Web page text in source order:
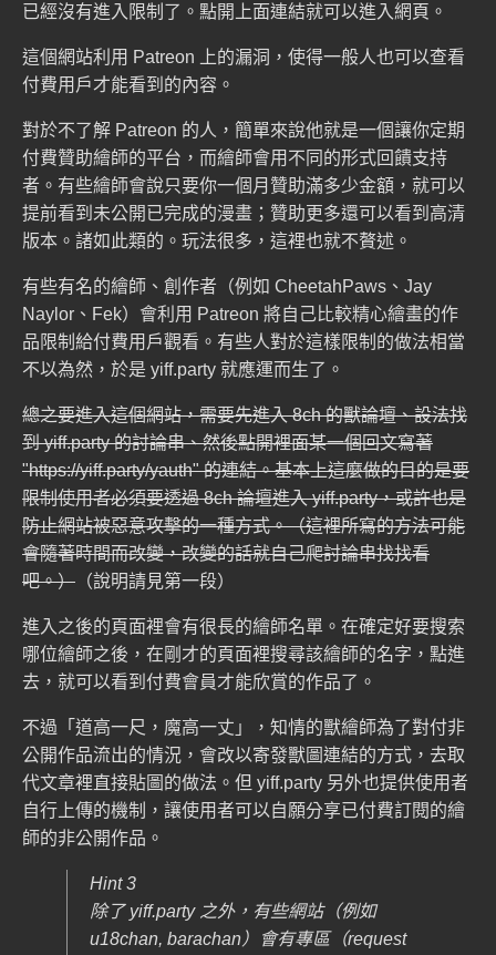
已經沒有進入限制了。點開上面連結就可以進入網頁。
這個網站利用 Patreon 上的漏洞，使得一般人也可以查看
付費用戶才能看到的內容。
對於不了解 Patreon 的人，簡單來說他就是一個讓你定期
付費贊助繪師的平台，而繪師會用不同的形式回饋支持
者。有些繪師會說只要你一個月贊助滿多少金額，就可以
提前看到未公開已完成的漫畫；贊助更多還可以看到高清
版本。諸如此類的。玩法很多，這裡也就不贅述。
有些有名的繪師、創作者（例如 CheetahPaws 、 Jay
Naylor 、 Fek）會利用 Patreon 將自己比較精心繪畫的作
品限制給付費用戶觀看。有些人對於這樣限制的做法相當
不以為然，於是 yiff.party 就應運而生了。
總之要進入這個網站，需要先進入8ch 的獸論壇、設法找
到 yiff.party 的討論串、然後點開裡面某一個回文寫著
"https://yiff.party/yauth" 的連結。基本上這麼做的目的是要
限制使用者必須要透過 8ch 論壇進入 yiff.party，或許也是
防止網站被惡意攻擊的一種方式。（這裡所寫的方法可能
會隨著時間而改變，改變的話就自己爬討論串找找看
吧。） （說明請見第一段）
進入之後的頁面裡會有很長的繪師名單。在確定好要搜索
哪位繪師之後，在剛才的頁面裡搜尋該繪師的名字，點進
去，就可以看到付費會員才能欣賞的作品了。
不過「道高一尺，魔高一丈」，知情的獸繪師為了對付非
公開作品流出的情況，會改以寄發獸圖連結的方式，去取
代文章裡直接貼圖的做法。但 yiff.party 另外也提供使用者
自行上傳的機制，讓使用者可以自願分享已付費訂閱的繪
師的非公開作品。
Hint 3
除了 yiff.party 之外，有些網站（例如
u18chan, barachan）會有專區（request